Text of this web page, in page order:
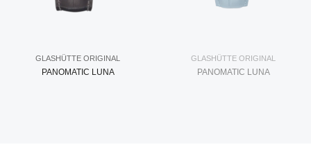
GLASHÜTTE ORIGINAL
PANOMATIC LUNA
GLASHÜTTE ORIGINAL
PANOMATIC LUNA